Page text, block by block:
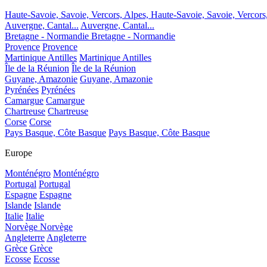
Haute-Savoie, Savoie, Vercors, Alpes, Haute-Savoie, Savoie,
Auvergne, Cantal... Auvergne, Cantal...
Bretagne - Normandie Bretagne - Normandie
Provence Provence
Martinique Antilles Martinique Antilles
Île de la Réunion Île de la Réunion
Guyane, Amazonie Guyane, Amazonie
Pyrénées Pyrénées
Camargue Camargue
Chartreuse Chartreuse
Corse Corse
Pays Basque, Côte Basque Pays Basque, Côte Basque
Europe
Monténégro Monténégro
Portugal Portugal
Espagne Espagne
Islande Islande
Italie Italie
Norvège Norvège
AngleterreAngleterre
Grèce Grèce
Ecosse Ecosse